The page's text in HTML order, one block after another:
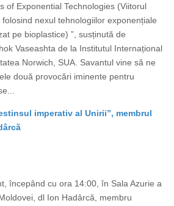
of Exponential Technologies (Viitorul
nexul tehnologiilor exponențiale
pe bioplastice) ”, susținută de
Vaseashta de la Institutul Internațional
Norwich, SUA. Savantul vine să ne
două provocări iminente pentru
imperativ al Unirii”, membrul
începând cu ora 14:00, în Sala Azurie a
dl Ion Hadârcă, membru